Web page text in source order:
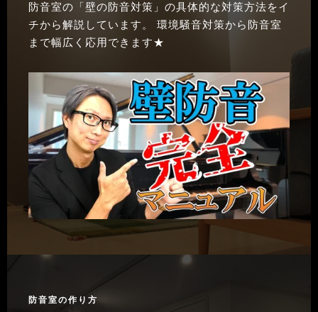
防音室の「壁の防音対策」の具体的な対策方法をイ
チから解説しています。 環境騒音対策から防音室
まで幅広く応用できます★
防音室の作り方